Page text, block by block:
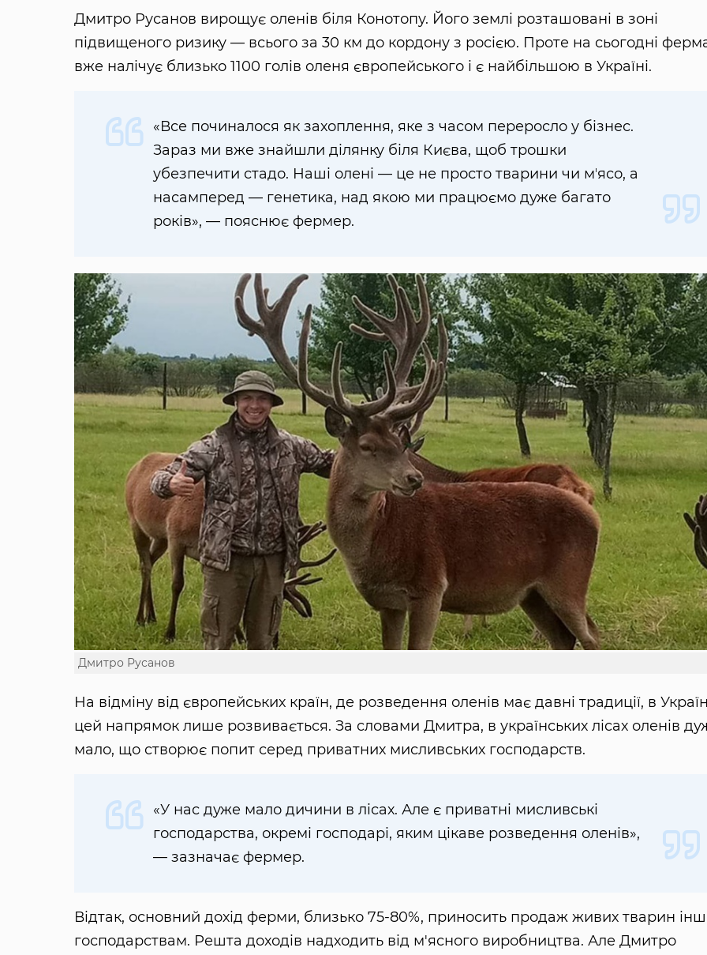
Дмитро Русанов вирощує оленів біля Конотопу. Його землі розташовані в зоні
підвищеного ризику — всього за 30 км до кордону з росією. Проте на сьогодні
вже налічує близько 1100 голів оленя європейського і є найбільшою в Україні.
«Все починалося як захоплення, яке з часом переросло у бізнес.
Зараз ми вже знайшли ділянку біля Києва, щоб трошки
убезпечити стадо. Наші олені — це не просто тварини чи мʼясо, а
насамперед — генетика, над якою ми працюємо дуже багато
років», — пояснює фермер.
Дмитро Русанов
На відміну від європейських країн, де розведення оленів має давні традиції, в
цей напрямок лише розвивається. За словами Дмитра, в українських лісах оленів
мало, що створює попит серед приватних мисливських господарств.
«У нас дуже мало дичини в лісах. Але є приватні мисливські
господарства, окремі господарі, яким цікаве розведення оленів»,
— зазначає фермер.
Відтак, основний дохід ферми, близько 75-80%, приносить продаж живих тварин
господарствам. Решта доходів надходить від м'ясного виробництва. Але Дмитро